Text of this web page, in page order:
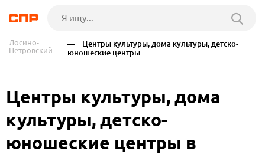
Лосино-
Петровский
— Центры культуры, дома культуры, детско-
юношеские центры
Центры культуры, дома
культуры, детско-
юношеские центры в